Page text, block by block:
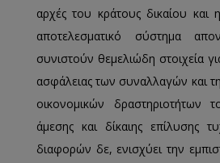
αρχές του κράτους δικαίου
αποτελεσματικό σύστημα
συνιστούν θεμελιώδη στοιχεία
ασφάλειας των συναλλαγών και
οικονομικών δραστηριοτήτων
άμεσης και δίκαιης επίλυσης
διαφορών δε, ενισχύει την